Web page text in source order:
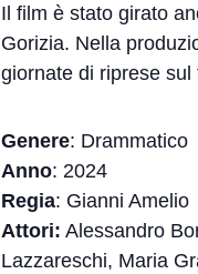
Il film è stato girato
Gorizia. Nella
giornate di riprese sul
Genere: Drammatico
Anno: 2024
Regia: Gianni Amelio
Attori: Alessandro
Lazzareschi, Maria